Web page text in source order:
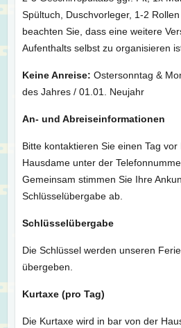
Spültuch, Duschvorleger, 1-2
beachten Sie, dass eine weitere
Aufenthalts selbst zu organisieren
Keine Anreise: Ostersonntag &
des Jahres / 01.01. Neujahr
An- und Abreiseinformationen
Bitte kontaktieren Sie einen Tag
Hausdame unter der
Gemeinsam stimmen Sie Ihre
Schlüsselübergabe ab.
Schlüsselübergabe
Die Schlüssel werden unseren
übergeben.
Kurtaxe (pro Tag)
Die Kurtaxe wird in bar von der